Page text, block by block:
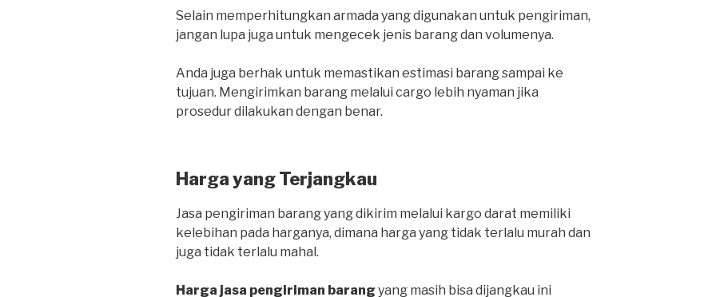
Selain memperhitungkan armada yang digunakan untuk pengiriman,
jangan lupa juga untuk mengecek jenis barang dan volumenya.
Anda juga berhak untuk memastikan estimasi barang sampai ke
tujuan. Mengirimkan barang melalui cargo lebih nyaman jika
prosedur dilakukan dengan benar.
Harga yang Terjangkau
Jasa pengiriman barang yang dikirim melalui kargo darat memiliki
kelebihan pada harganya, dimana harga yang tidak terlalu murah dan
juga tidak terlalu mahal.
Harga jasa pengiriman barang yang masih bisa dijangkau ini